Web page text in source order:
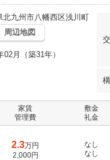
北九州市八幡西区浅川町
周辺地図
02月（築31年）
家賃
管理費
敷金
礼金
2.3万円
2,000円
なし
なし